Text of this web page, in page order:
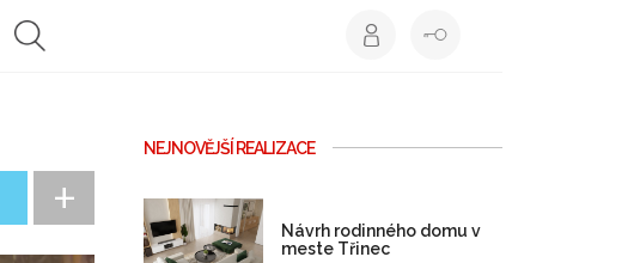
+
NEJNOVĚJŠÍ REALIZACE
Návrh rodinného domu v
meste Třinec